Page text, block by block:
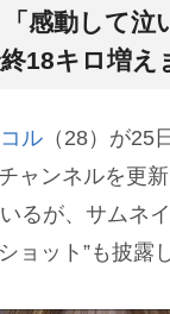
「感動して
18キロ増え
ル （28）が25
ャンネルを更
るが、サムネ
ョット”も披露